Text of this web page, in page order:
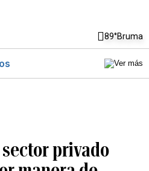
89°Bruma
privado